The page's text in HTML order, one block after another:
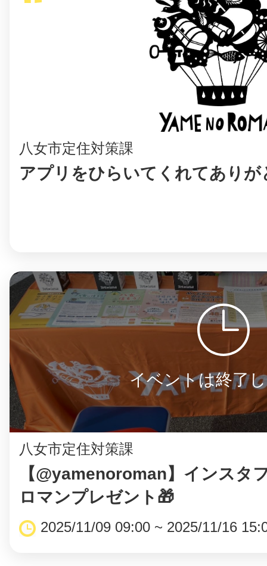
八女市定住対策課
アプリをひらいてくれてありが
イベントは終了
八女市定住対策課
【@yamenoroman】インスタ
ロマンプレゼント🎁
2025/11/09 09:00 ~ 2025/11/16
©︎ KAYAC Inc.All